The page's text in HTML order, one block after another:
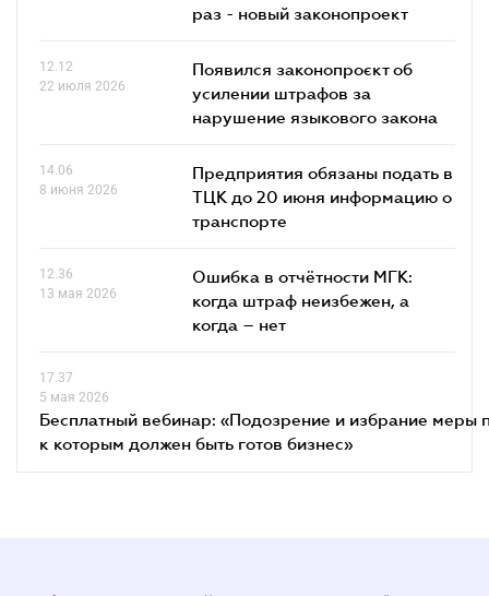
раз - новый законопроект
12.12
22 июля 2026
Появился законопроєкт об
усилении штрафов за
нарушение языкового закона
14.06
8 июня 2026
Предприятия обязаны подать в
ТЦК до 20 июня информацию о
транспорте
12.36
13 мая 2026
Ошибка в отчётности МГК:
когда штраф неизбежен, а
когда – нет
17.37
5 мая 2026
Бесплатный вебинар: «Подозрение и избрание меры
к которым должен быть готов бизнес»